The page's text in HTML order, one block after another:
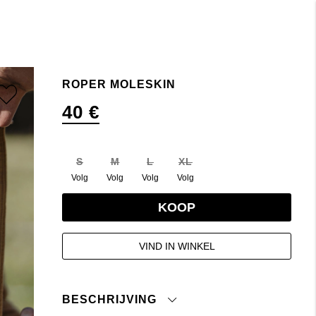
ROPER MOLESKIN
40 €
S
Volg
M
Volg
L
Volg
XL
Volg
KOOP
VIND IN WINKEL
BESCHRIJVING